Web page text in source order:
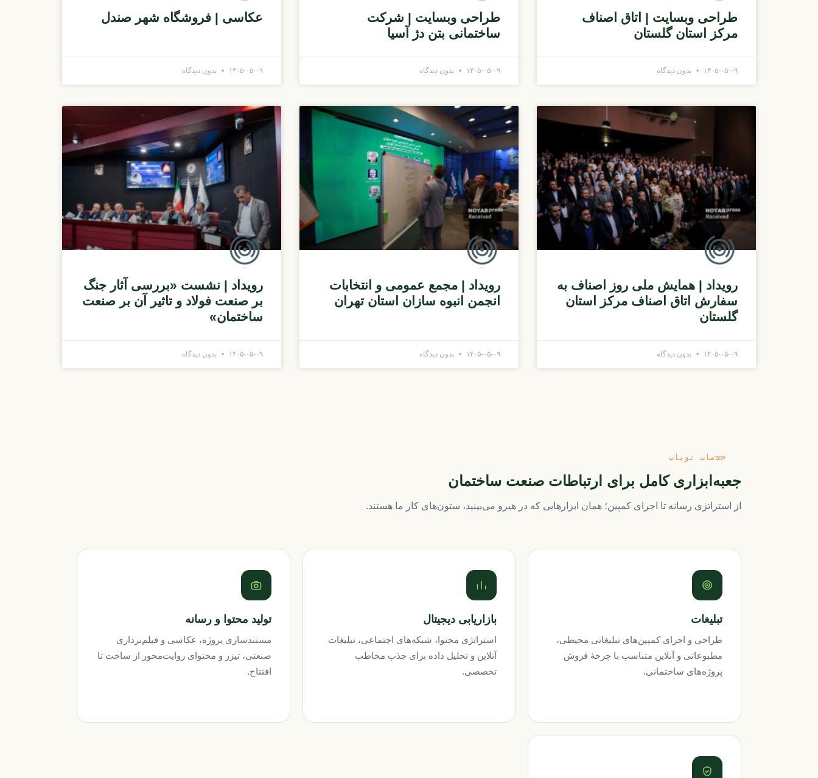
طراحی وبسایت | اتاق اصناف
مرکز استان گلستان
۱۴۰۵-۰۵-۰۹ بدون دیدگاه
طراحی وبسایت | شرکت
ساختمانی بتن دژ آسیا
۱۴۰۵-۰۵-۰۹ بدون دیدگاه
عکاسی | فروشگاه شهر صندل
۱۴۰۵-۰۵-۰۹ بدون دیدگاه
رویداد | همایش ملی روز اصناف به
سفارش اتاق اصناف مرکز استان
گلستان
۱۴۰۵-۰۵-۰۹ بدون دیدگاه
رویداد | مجمع عمومی و انتخابات
انجمن انبوه سازان استان تهران
۱۴۰۵-۰۵-۰۹ بدون دیدگاه
رویداد | نشست «بررسی آثار جنگ
بر صنعت فولاد و تاثیر آن بر صنعت
ساختمان»
۱۴۰۵-۰۵-۰۹ بدون دیدگاه
خدمات نویاب
جعبه‌ابزاری کامل برای ارتباطات صنعت ساختمان
از استراتژی رسانه تا اجرای کمپین؛ همان ابزارهایی که در هیرو می‌بینید، ستون‌های کار ما هستند.
تبلیغات
طراحی و اجرای کمپین‌های تبلیغاتی محیطی،
مطبوعاتی و آنلاین متناسب با چرخهٔ فروش
پروژه‌های ساختمانی.
بازاریابی دیجیتال
استراتژی محتوا، شبکه‌های اجتماعی، تبلیغات
آنلاین و تحلیل داده برای جذب مخاطب
تخصصی.
تولید محتوا و رسانه
مستندسازی پروژه، عکاسی و فیلم‌برداری
صنعتی، تیزر و محتوای روایت‌محور از ساخت تا
افتتاح.